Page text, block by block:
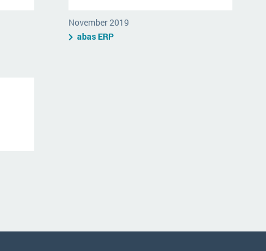
November 2019
abas ERP